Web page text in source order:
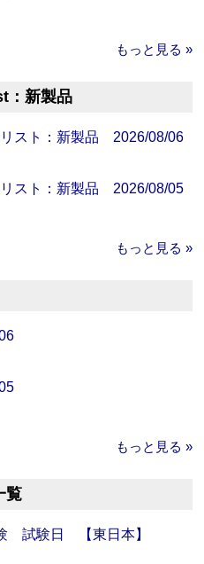
もっと見る »
：新製品
スト：新製品 2026/08/06
スト：新製品 2026/08/05
もっと見る »
もっと見る »
覧
試験日 【東日本】